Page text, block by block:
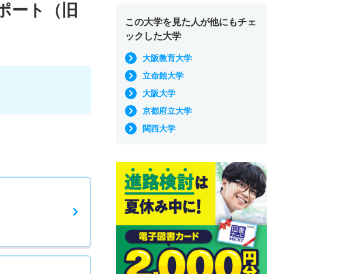
ート（旧
この大学を見た人が他にもチェ
ックした大学
大阪教育大学
立命館大学
大阪大学
京都府立大学
関西大学